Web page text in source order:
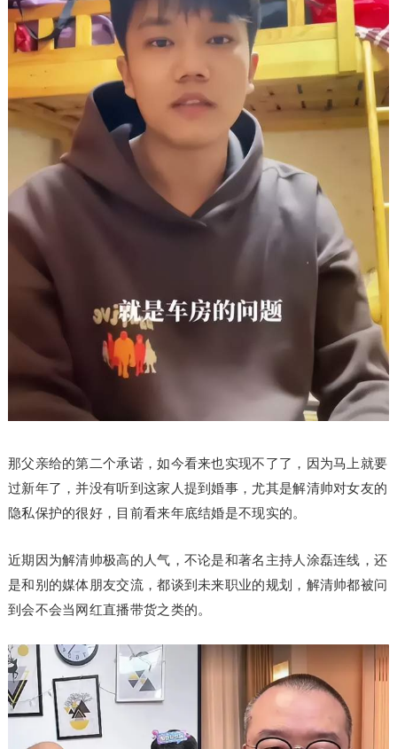
那父亲给的第二个承诺，如今看来也实现不了了，因为马上就要
过新年了，并没有听到这家人提到婚事，尤其是解清帅对女友的
隐私保护的很好，目前看来年底结婚是不现实的。
近期因为解清帅极高的人气，不论是和著名主持人涂磊连线，还
是和别的媒体朋友交流，都谈到未来职业的规划，解清帅都被问
到会不会当网红直播带货之类的。